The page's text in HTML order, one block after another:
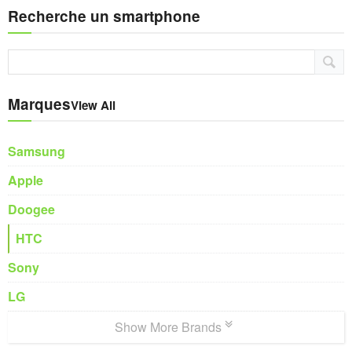
Recherche un smartphone
MarquesView All
Samsung
Apple
Doogee
HTC
Sony
LG
Show More Brands